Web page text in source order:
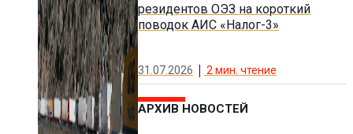
резидентов ОЭЗ на короткий
поводок АИС «Налог-3»
31.07.2026 2 мин. чтение
АРХИВ НОВОСТЕЙ